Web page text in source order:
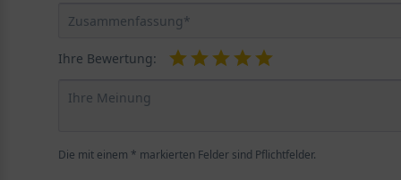
Ihre Bewertung:
Die mit einem * markierten Felder sind Pflichtfelder.